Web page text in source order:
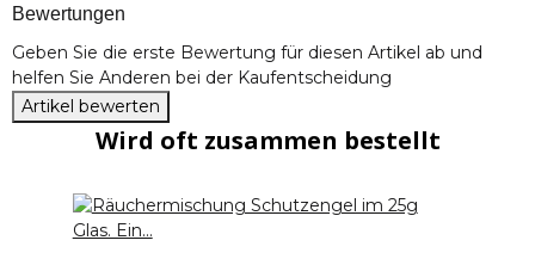
Bewertungen
Geben Sie die erste Bewertung für diesen Artikel ab und
helfen Sie Anderen bei der Kaufentscheidung
Artikel bewerten
Wird oft zusammen bestellt